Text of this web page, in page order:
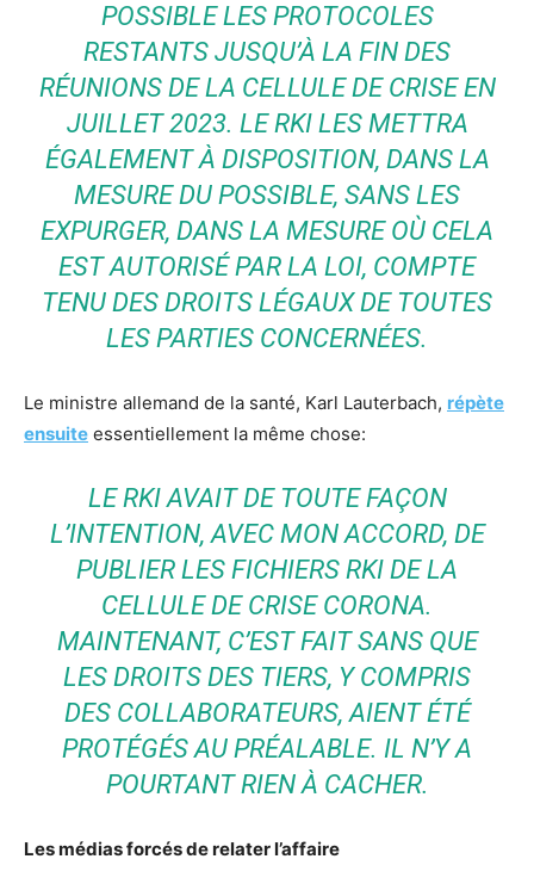
POSSIBLE LES PROTOCOLES
RESTANTS JUSQU’À LA FIN DES
RÉUNIONS DE LA CELLULE DE CRISE EN
JUILLET 2023. LE RKI LES METTRA
ÉGALEMENT À DISPOSITION, DANS LA
MESURE DU POSSIBLE, SANS LES
EXPURGER, DANS LA MESURE OÙ CELA
EST AUTORISÉ PAR LA LOI, COMPTE
TENU DES DROITS LÉGAUX DE TOUTES
LES PARTIES CONCERNÉES.
Le ministre allemand de la santé, Karl Lauterbach, répète
ensuite essentiellement la même chose:
LE RKI AVAIT DE TOUTE FAÇON
L’INTENTION, AVEC MON ACCORD, DE
PUBLIER LES FICHIERS RKI DE LA
CELLULE DE CRISE CORONA.
MAINTENANT, C’EST FAIT SANS QUE
LES DROITS DES TIERS, Y COMPRIS
DES COLLABORATEURS, AIENT ÉTÉ
PROTÉGÉS AU PRÉALABLE. IL N’Y A
POURTANT RIEN À CACHER.
Les médias forcés de relater l’affaire